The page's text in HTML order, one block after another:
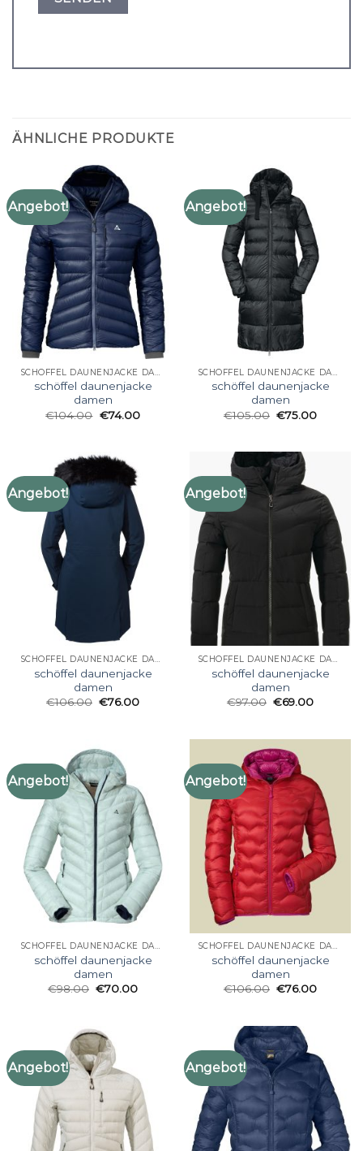
ÄHNLICHE PRODUKTE
Angebot!
SCHÖFFEL DAUNENJACKE DAMEN
schöffel daunenjacke
damen
€104.00 €74.00
Angebot!
SCHÖFFEL DAUNENJACKE DAMEN
schöffel daunenjacke
damen
€105.00 €75.00
Angebot!
SCHÖFFEL DAUNENJACKE DAMEN
schöffel daunenjacke
damen
€106.00 €76.00
Angebot!
SCHÖFFEL DAUNENJACKE DAMEN
schöffel daunenjacke
damen
€97.00 €69.00
Angebot!
SCHÖFFEL DAUNENJACKE DAMEN
schöffel daunenjacke
damen
€98.00 €70.00
Angebot!
SCHÖFFEL DAUNENJACKE DAMEN
schöffel daunenjacke
damen
€106.00 €76.00
Angebot! Angebot!